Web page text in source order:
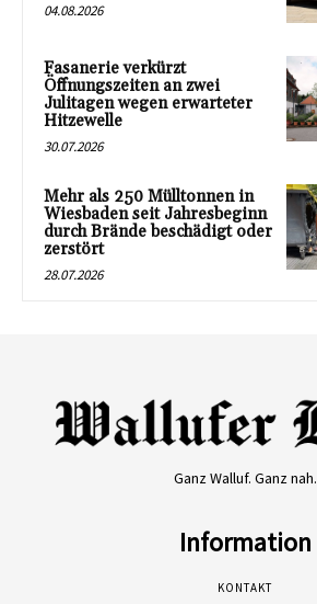
04.08.2026
Fasanerie verkürzt
Öffnungszeiten an zwei
Julitagen wegen erwarteter
Hitzewelle
30.07.2026
Mehr als 250 Mülltonnen in
Wiesbaden seit Jahresbeginn
durch Brände beschädigt oder
zerstört
28.07.2026
Ganz Walluf. Ganz nah.
Information
KONTAKT